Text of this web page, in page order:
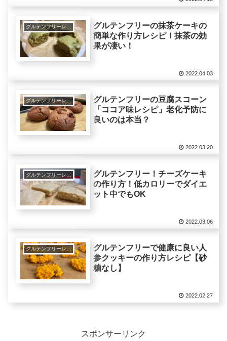
グルテンフリーの抹茶ケーキの
簡単な作り方レシピ！抹茶の効
果が凄い！
2022.04.03
グルテンフリーレシピで美肌健康ダイエット！
グルテンフリーの豆腐スコーン
「ココア味レシピ」老化予防に
良いのは本当？
2022.03.20
グルテンフリー！チーズケーキ
の作り方！低カロリーでダイエ
ット中でもOK
2022.03.06
グルテンフリーレシピで美肌健康ダイエット！
グルテンフリーで健康に良い人
参クッキーの作り方レシピ【砂
糖なし】
2022.02.27
スポンサーリンク